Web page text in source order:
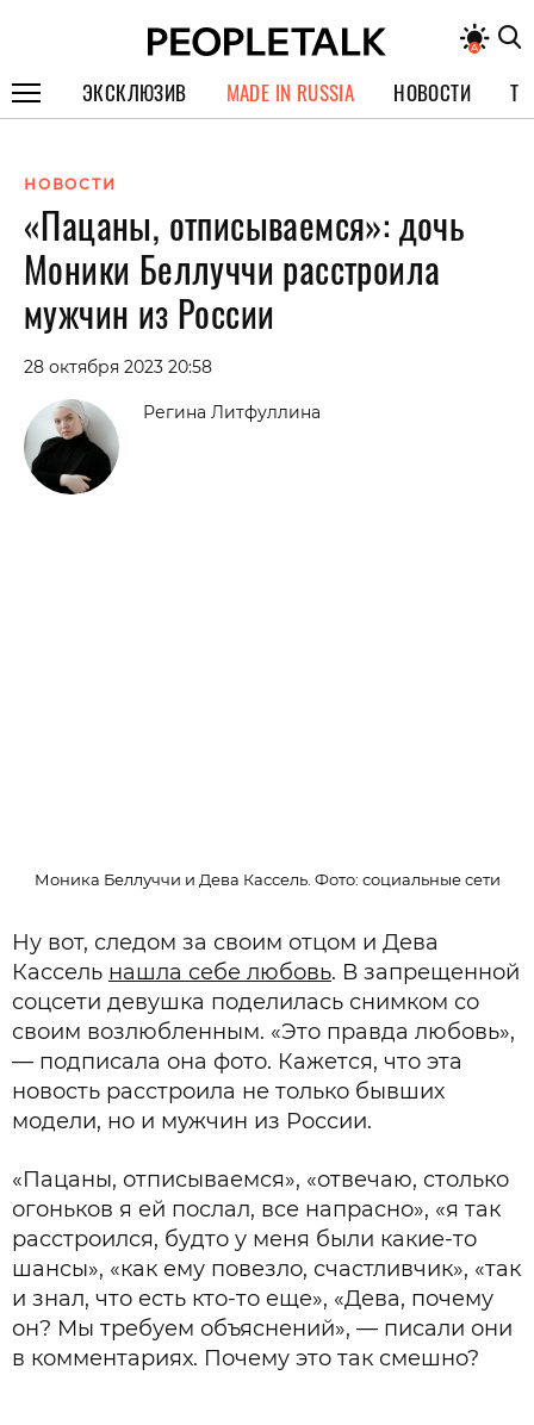
ЭКСКЛЮЗИВ
СПЕЦПРОЕКТЫ
ИНТЕРВЬЮ
ПОКОЛЕНИЕ
MADE IN RUSSIA НОВОСТИ
НОВОСТИ
«Пацаны, отписываемся»: дочь
Моники Беллуччи расстроила
мужчин из России
28 октября 2023 20:58
Регина Литфуллина
Моника Беллуччи и Дева Кассель. Фото: социальные сети
Ну вот, следом за своим отцом и Дева
Кассель нашла себе любовь. В запрещенной
соцсети девушка поделилась снимком со
своим возлюбленным. «Это правда любовь»,
— подписала она фото. Кажется, что эта
новость расстроила не только бывших
модели, но и мужчин из России.
«Пацаны, отписываемся», «отвечаю, столько
огоньков я ей послал, все напрасно», «я так
расстроился, будто у меня были какие-то
шансы», «как ему повезло, счастливчик», «так
и знал, что есть кто-то еще», «Дева, почему
он? Мы требуем объяснений», — писали они
в комментариях. Почему это так смешно?